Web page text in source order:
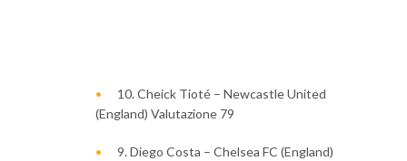
10. Cheick Tioté – Newcastle United
(England) Valutazione 79
9. Diego Costa – Chelsea FC (England)